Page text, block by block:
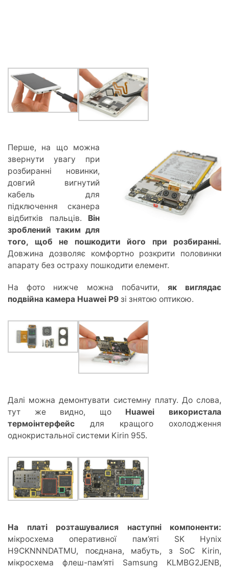
Перше, на що можна
звернути увагу при
розбиранні новинки,
довгий вигнутий
кабель для
підключення сканера
відбитків пальців. Він
зроблений таким для
того, щоб не пошкодити його при розбиранні.
Довжина дозволяє комфортно розкрити половинки
апарату без остраху пошкодити елемент.
На фото нижче можна побачити, як виглядає
подвійна камера Huawei P9 зі знятою оптикою.
Далі можна демонтувати системну плату. До слова,
тут же видно, що Huawei використала
термоінтерфейс для кращого охолодження
однокристальної системи Kirin 955.
На платі розташувалися наступні компоненти:
мікросхема оперативної пам’яті SK Hynix
H9CKNNNDATMU, поєднана, мабуть, з SoC Kirin,
мікросхема флеш-пам’яті Samsung KLMBG2JENB,